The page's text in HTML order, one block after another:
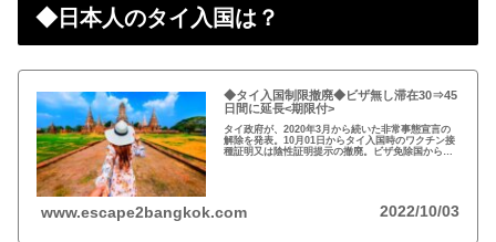
◆日本人のタイ入国は？
◆タイ入国制限撤廃◆ビザ無し滞在30⇒45
日間に延長<期限付>
タイ政府が、2020年3月から続いた非常事態宣言の
解除を発表。10月01日からタイ入国時のワクチン接
種証明又は陰性証明提示の撤廃。ビザ免除国からの
www.escape2bangkok.com 2022/10/03